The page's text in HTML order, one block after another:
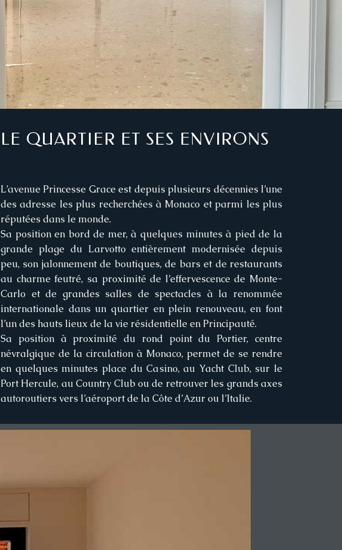
LE QUARTIER ET SES ENVIRONS
L’avenue Princesse Grace est depuis plusieurs décennies l’une
des adresse les plus recherchées à Monaco et parmi les plus
réputées dans le monde.
Sa position en bord de mer, à quelques minutes à pied de la
grande plage du Larvotto entièrement modernisée depuis
peu, son jalonnement de boutiques, de bars et de restaurants
au charme feutré, sa proximité de l’effervescence de Monte-
Carlo et de grandes salles de spectacles à la renommée
internationale dans un quartier en plein renouveau, en font
l’un des hauts lieux de la vie résidentielle en Principauté.
Sa position à proximité du rond point du Portier, centre
névralgique de la circulation à Monaco, permet de se rendre
en quelques minutes place du Casino, au Yacht Club, sur le
Port Hercule, au Country Club ou de retrouver les grands axes
autoroutiers vers l’aéroport de la Côte d’Azur ou l’Italie.